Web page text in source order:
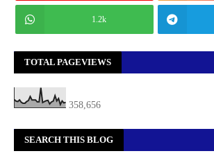
1.2k
TOTAL PAGEVIEWS
358,656
SEARCH THIS BLOG